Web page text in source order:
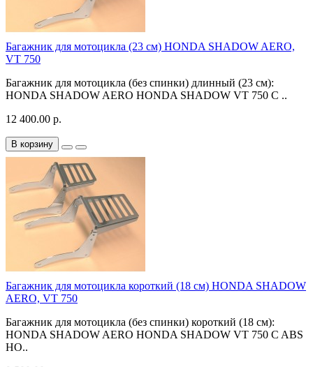
Багажник для мотоцикла (23 см) HONDA SHADOW AERO,
VT 750
Багажник для мотоцикла (без спинки) длинный (23 см):
HONDA SHADOW AERO HONDA SHADOW VT 750 C ..
12 400.00 р.
В корзину
Багажник для мотоцикла короткий (18 см) HONDA SHADOW
AERO, VT 750
Багажник для мотоцикла (без спинки) короткий (18 см):
HONDA SHADOW AERO HONDA SHADOW VT 750 C ABS
HO..